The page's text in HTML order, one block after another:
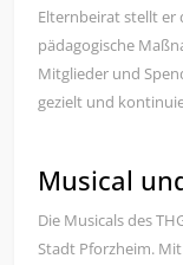
Elternbeirat stellt er
pädagogische
Mitglieder und
gezielt und
Musical
Die Musicals des
Stadt Pforzheim.